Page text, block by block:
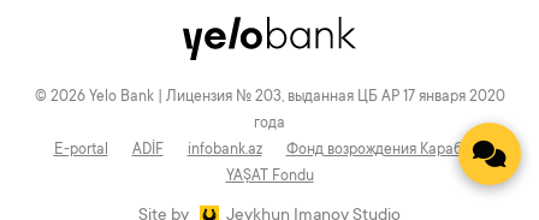
© 2026 Yelo Bank | Лицензия № 203, выданная ЦБ АР 17 января 2020
года
E-portal
ADİF infobank.az
Фонд возрождения Карабаха
YAŞAT Fondu